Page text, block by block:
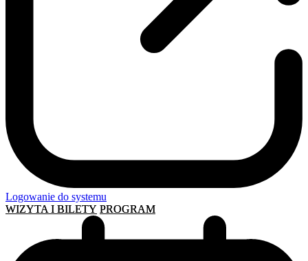
Logowanie do systemu
WIZYTA I BILETY PROGRAM